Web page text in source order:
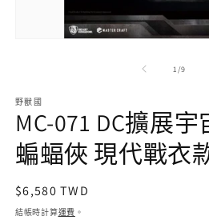
窗
中
啟
多
媒
體
檔
1 //9
野獸國
MC-071 DC擴展
蝙蝠俠 現代戰衣
定
價
$6,580 TWD
結帳時計算運費 。